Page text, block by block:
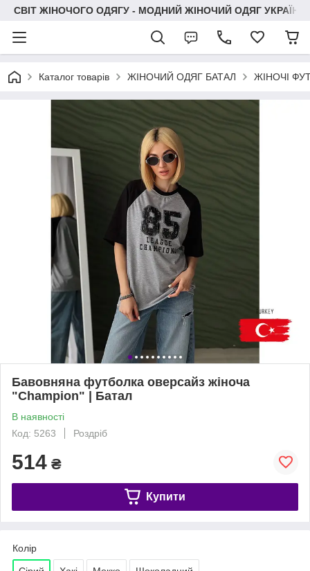
СВІТ ЖІНОЧОГО ОДЯГУ - МОДНИЙ ЖІНОЧИЙ ОДЯГ УКРАЇНИ
Каталог товарів ЖІНОЧИЙ ОДЯГ БАТАЛ ЖІНОЧІ
Бавовняна футболка оверсайз жіноча
"Champion" | Батал
В наявності
Код: 5263
Роздріб
514 ₴
Купити
Колір